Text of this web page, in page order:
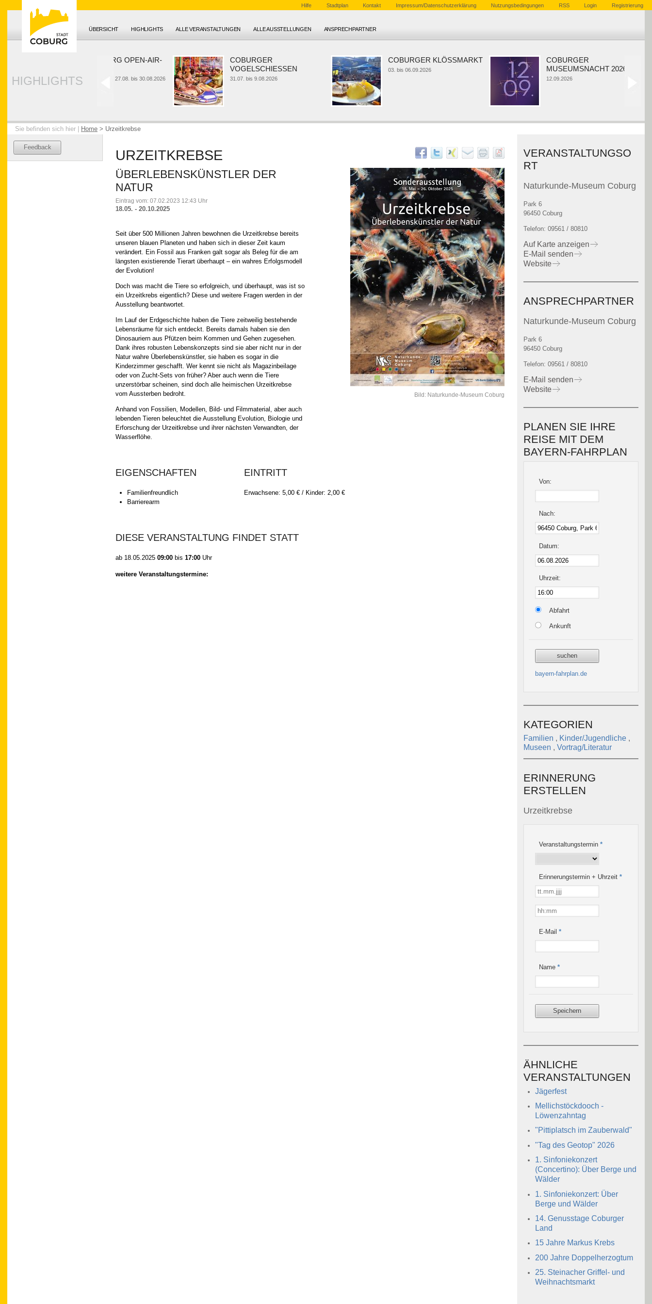
Hilfe Stadtplan Kontakt Impressum/Datenschutzerklärung Nutzungsbedingungen RSS Login Registrierung
ÜBERSICHT HIGHLIGHTS ALLE VERANSTALTUNGEN ALLE AUSSTELLUNGEN ANSPRECHPARTNER
HIGHLIGHTS
HUK-COBURG OPEN-AIR-
26. bis 28.06. und 27.08. bis 30.08.2026
COBURGER
VOGELSCHIESSEN
31.07. bis 9.08.2026
COBURGER KLÖSSMARKT
03. bis 06.09.2026
COBURGER
MUSEUMSNACHT 2026
12.09.2026
Sie befinden sich hier | Home > Urzeitkrebse
VERANSTALTUNGSO
RT
Naturkunde-Museum Coburg
Park 6
96450 Coburg
Telefon: 09561 / 80810
Auf Karte anzeigen
E-Mail senden
Website
ANSPRECHPARTNER
Naturkunde-Museum Coburg
Park 6
96450 Coburg
Telefon: 09561 / 80810
E-Mail senden
Website
PLANEN SIE IHRE
REISE MIT DEM
BAYERN-FAHRPLAN
Von:
Nach:
Datum:
Uhrzeit:
Abfahrt
Ankunft
bayern-fahrplan.de
KATEGORIEN
Familien , Kinder/Jugendliche ,
Museen ,Vortrag/Literatur
ERINNERUNG
ERSTELLEN
Urzeitkrebse
Veranstaltungstermin*
Erinnerungstermin + Uhrzeit*
E-Mail*
Name*
ÄHNLICHE
VERANSTALTUNGEN
Jägerfest
Mellichstöckdooch -
Löwenzahntag
"Pittiplatsch im Zauberwald"
"Tag des Geotop" 2026
1. Sinfoniekonzert
(Concertino): Über Berge und
Wälder
1. Sinfoniekonzert: Über
Berge und Wälder
14. Genusstage Coburger
Land
15 Jahre Markus Krebs
200 Jahre Doppelherzogtum
25. Steinacher Griffel- und
Weihnachtsmarkt
Feedback URZEITKREBSE
ÜBERLEBENSKÜNSTLER DER
NATUR
Eintrag vom: 07.02.2023 12:43 Uhr
18.05. - 20.10.2025
Seit über 500 Millionen Jahren bewohnen die Urzeitkrebse bereits
unseren blauen Planeten und haben sich in dieser Zeit kaum
verändert. Ein Fossil aus Franken galt sogar als Beleg für die am
längsten existierende Tierart überhaupt – ein wahres Erfolgsmodell
der Evolution!
Doch was macht die Tiere so erfolgreich, und überhaupt, was ist so
ein Urzeitkrebs eigentlich? Diese und weitere Fragen werden in der
Ausstellung beantwortet.
Im Lauf der Erdgeschichte haben die Tiere zeitweilig bestehende
Lebensräume für sich entdeckt. Bereits damals haben sie den
Dinosauriern aus Pfützen beim Kommen und Gehen zugesehen.
Dank ihres robusten Lebenskonzepts sind sie aber nicht nur in der
Natur wahre Überlebenskünstler, sie haben es sogar in die
Kinderzimmer geschafft. Wer kennt sie nicht als Magazinbeilage
oder von Zucht-Sets von früher? Aber auch wenn die Tiere
unzerstörbar scheinen, sind doch alle heimischen Urzeitkrebse
vom Aussterben bedroht.
Anhand von Fossilien, Modellen, Bild- und Filmmaterial, aber auch
lebenden Tieren beleuchtet die Ausstellung Evolution, Biologie und
Erforschung der Urzeitkrebse und ihrer nächsten Verwandten, der
Wasserflöhe.
Bild: Naturkunde-Museum Coburg
EIGENSCHAFTEN
Familienfreundlich
Barrierearm
EINTRITT
Erwachsene: 5,00 € / Kinder: 2,00 €
DIESE VERANSTALTUNG FINDET STATT
ab 18.05.202509:00 bis 17:00 Uhr
weitere Veranstaltungstermine: